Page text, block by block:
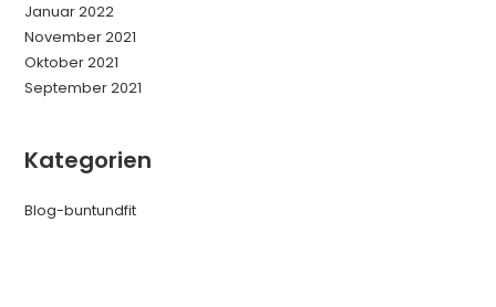
Januar 2022
November 2021
Oktober 2021
September 2021
Kategorien
Blog-buntundfit